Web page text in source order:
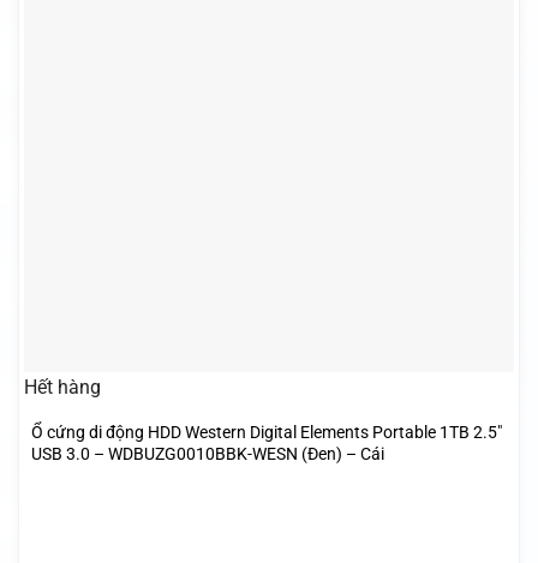
Hết hàng
Ổ cứng di động HDD Western Digital Elements Portable 1TB 2.5″
USB 3.0 – WDBUZG0010BBK-WESN (Đen) – Cái